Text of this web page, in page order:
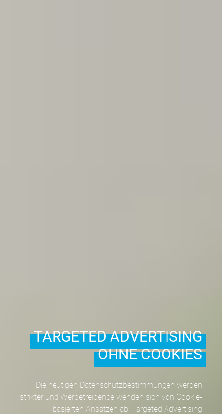
TARGETED ADVERTISING
OHNE COOKIES
Die heutigen Datenschutzbestimmungen werden
strikter und Werbetreibende wenden sich von Cookie-
basierten Ansätzen ab. Targeted Advertising